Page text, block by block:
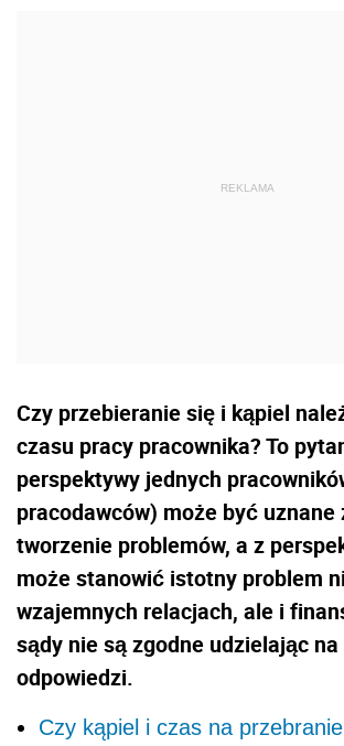
Czy przebieranie się i kąpiel
czasu pracy pracownika? To
perspektywy jednych
pracodawców) może być uznane
tworzenie problemów, a z
może stanowić istotny problem
wzajemnych relacjach, ale i
sądy nie są zgodne udzielając
odpowiedzi.
Czy kąpiel i czas na